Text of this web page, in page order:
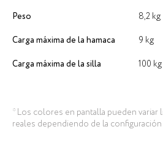
Peso 8,2 kg
Carga máxima de la hamaca 9 kg
Carga máxima de la silla 100 kg
* Los colores en pantalla pueden
reales dependiendo de la configuración